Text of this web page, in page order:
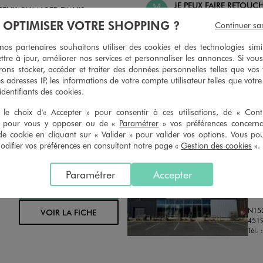
CHANGER D’AVIS
et vous proposons un avoir
pour tout article non
sous 30 jours, sur simple
du ticket de caisse, dans tous les
JE PEUX FAIRE
Ourlets, ceintures… vous avez la
faire retoucher vos articles
magasins. Les tarifs sont à
simple demande. Voir conditions
MAGASIN CHOISI
CHOISIR CE MAGASIN
VOIR LA FICHE
Tél. :
OPTIMISER VOTRE SHOPPING ?
partenaires souhaitons utiliser des cookies et des technologies
à jour, améliorer nos services et personnaliser les annonces. Si
stocker, accéder et traiter des données personnelles telles que vos
adresses IP, les informations de votre compte utilisateur telles que
des cookies.
le choix d'« Accepter » pour consentir à ces utilisations, de «
pour vous y opposer ou de « Paramétrer » vos préférences
cookie en cliquant sur « Valider » pour valider vos options. Vous
vos préférences en consultant notre page « Gestion des cookies ».
Accepter
Paramétrer
Continuer